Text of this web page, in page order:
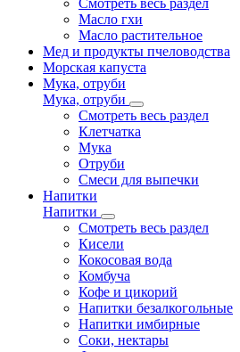
Смотреть весь раздел
Масло гхи
Масло растительное
Мед и продукты пчеловодства
Морская капуста
Мука, отруби
Мука, отруби
Смотреть весь раздел
Клетчатка
Мука
Отруби
Смеси для выпечки
Напитки
Напитки
Смотреть весь раздел
Кисели
Кокосовая вода
Комбуча
Кофе и цикорий
Напитки безалкогольные
Напитки имбирные
Соки, нектары